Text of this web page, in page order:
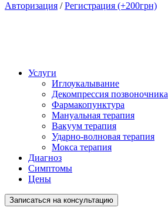
Авторизация /Регистрация (+200грн)
Услуги
Иглоукалывание
Декомпрессия позвоночника
Фармакопунктура
Мануальная терапия
Вакуум терапия
Ударно-волновая терапия
Мокса терапия
Диагноз
Симптомы
Цены
Записаться на консультацию